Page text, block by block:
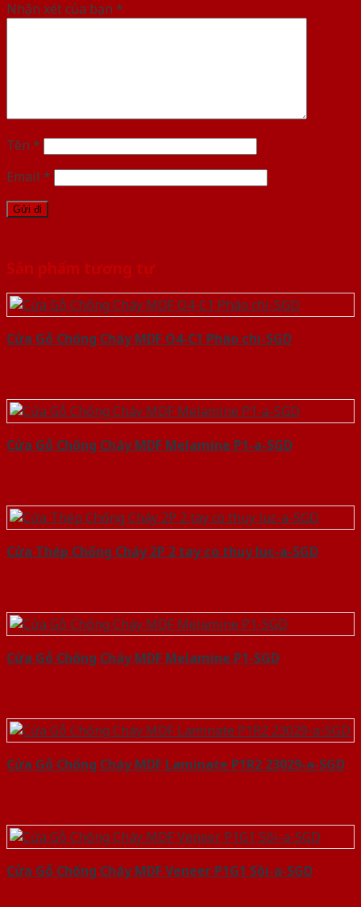
Nhận xét của bạn *
Tên *
Email *
Sản phẩm tương tự
Cửa Gỗ Chống Cháy MDF O4-C1 Phào chi-SGD
Cửa Gỗ Chống Cháy MDF Melamine P1-a-SGD
Cửa Thép Chống Cháy 2P 2 tay co thuy luc-a-SGD
Cửa Gỗ Chống Cháy MDF Melamine P1-SGD
Cửa Gỗ Chống Cháy MDF Laminate P1R2 23029-a-SGD
Cửa Gỗ Chống Cháy MDF Veneer P1G1 Sồi-a-SGD